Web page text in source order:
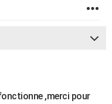
,merci pour